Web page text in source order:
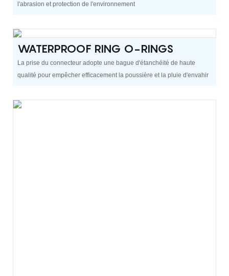
l'abrasion et protection de l'environnement
WATERPROOF RING O-RINGS
La prise du connecteur adopte une bague d'étanchéité de haute
qualité pour empêcher efficacement la poussière et la pluie d'envahir